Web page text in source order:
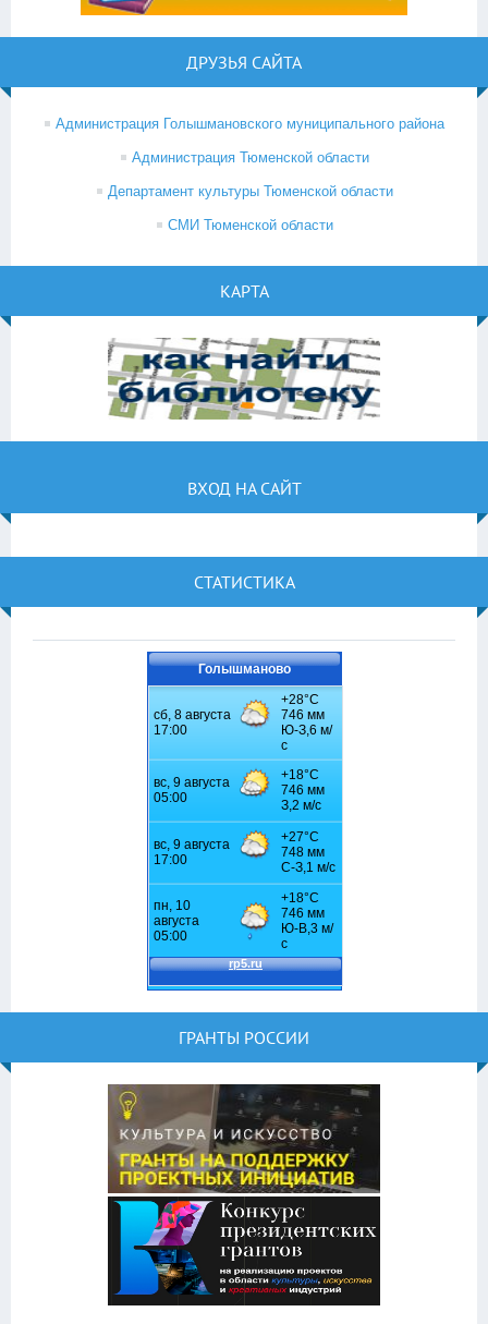
ДРУЗЬЯ САЙТА
Администрация Голышмановского муниципального района
Администрация Тюменской области
Департамент культуры Тюменской области
СМИ Тюменской области
КАРТА
ВХОД НА САЙТ
СТАТИСТИКА
Голышманово
ГРАНТЫ РОССИИ